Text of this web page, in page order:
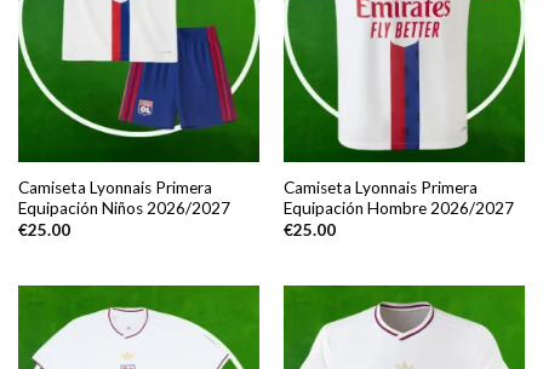
Camiseta Lyonnais Primera
Equipación Niños 2026/2027
€25.00
Camiseta Lyonnais Primera
Equipación Hombre 2026/2027
€25.00